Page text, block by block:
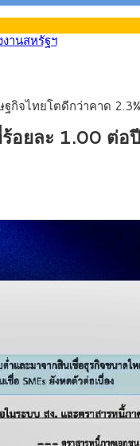
ร้างเศรษฐกิจ ดันไทยโตเ
12.54 กม. เชื่อมเมืองห
บทวนจัดสรรงบให้สอดค
นสหรัฐฯ
ไทยโตดีกว่าคาด
ยละ 1.00 ต่อ